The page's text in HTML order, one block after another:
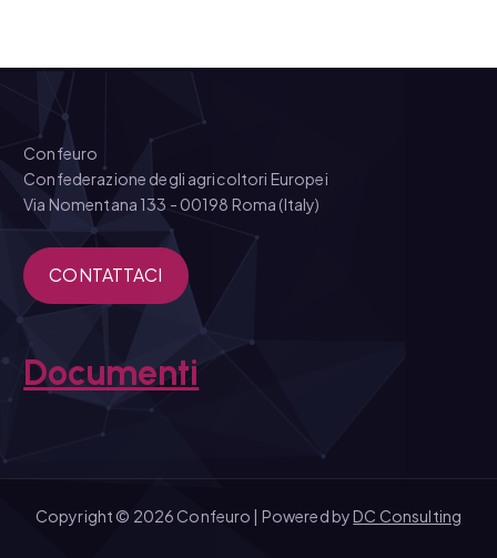
Confeuro
Confederazione degli agricoltori Europei
Via Nomentana 133 - 00198 Roma (Italy)
CONTATTACI
Documenti
Copyright © 2026 Confeuro | Powered byDC Consulting